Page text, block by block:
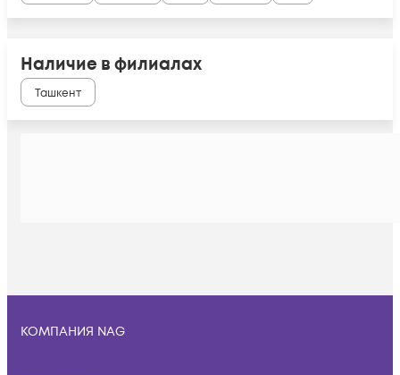
Наличие в филиалах
Ташкент
КОМПАНИЯ NAG